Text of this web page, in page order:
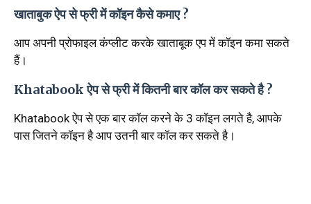
खाताबुक ऐप से फ्री में कॉइन कैसे कमाए ?
आप अपनी प्रोफाइल कंप्लीट करके खाताबूक एप में कॉइन कमा सकते
हैं।
Khatabook ऐप से फ्री में कितनी बार कॉल कर सकते है ?
Khatabook ऐप से एक बार कॉल करने के 3 कॉइन लगते है, आपके
पास जितने कॉइन है आप उतनी बार कॉल कर सकते है।